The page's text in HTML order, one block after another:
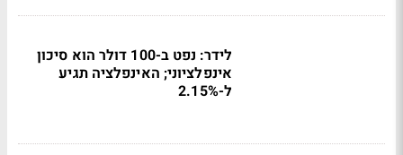
לידר: נפט ב-100 דולר הוא סיכון
אינפלציוני; האינפלציה תגיע
ל-2.15%